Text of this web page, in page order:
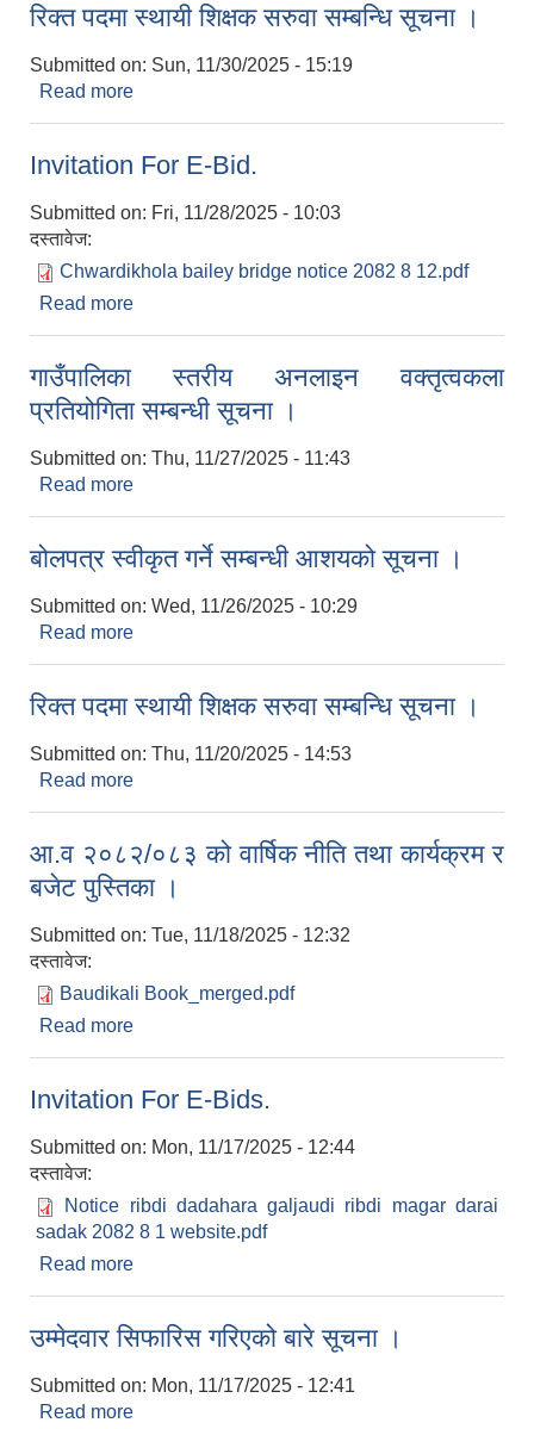
रिक्त पदमा स्थायी शिक्षक सरुवा सम्बन्धि सूचना ।
Submitted on: Sun, 11/30/2025 - 15:19
Read more
Invitation For E-Bid.
Submitted on: Fri, 11/28/2025 - 10:03
दस्तावेज:
Chwardikhola bailey bridge notice 2082 8 12.pdf
Read more
गाउँपालिका स्तरीय अनलाइन वक्तृत्वकला
प्रतियोगिता सम्बन्धी सूचना ।
Submitted on: Thu, 11/27/2025 - 11:43
Read more
बोलपत्र स्वीकृत गर्ने सम्बन्धी आशयको सूचना ।
Submitted on: Wed, 11/26/2025 - 10:29
Read more
रिक्त पदमा स्थायी शिक्षक सरुवा सम्बन्धि सूचना ।
Submitted on: Thu, 11/20/2025 - 14:53
Read more
आ.व २०८२/०८३ को वार्षिक नीति तथा कार्यक्रम र
बजेट पुस्तिका ।
Submitted on: Tue, 11/18/2025 - 12:32
दस्तावेज:
Baudikali Book_merged.pdf
Read more
Invitation For E-Bids.
Submitted on: Mon, 11/17/2025 - 12:44
दस्तावेज:
Notice ribdi dadahara galjaudi ribdi magar darai
sadak 2082 8 1 website.pdf
Read more
उम्मेदवार सिफारिस गरिएको बारे सूचना ।
Submitted on: Mon, 11/17/2025 - 12:41
Read more